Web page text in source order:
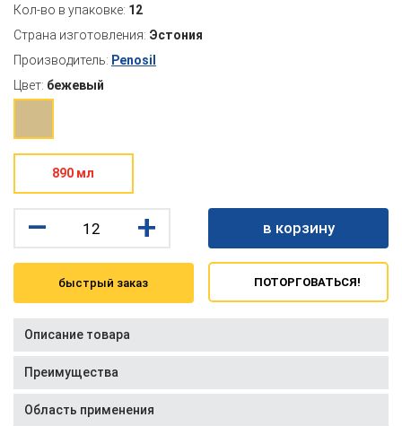
Кол-во в упаковке: 12
Страна изготовления: Эстония
Производитель: Penosil
Цвет: бежевый
890 мл
– + в корзину
быстрый заказ ПОТОРГОВАТЬСЯ!
Описание товара
Преимущества
Область применения